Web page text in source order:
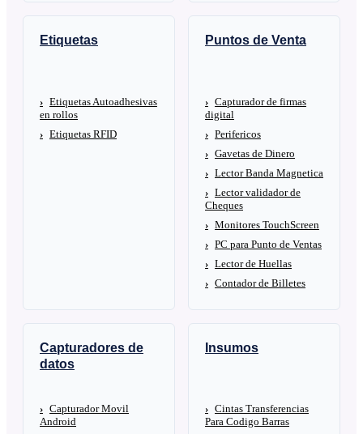
Etiquetas
Etiquetas Autoadhesivas
en rollos
Etiquetas RFID
Puntos de Venta
Capturador de firmas
digital
Perifericos
Gavetas de Dinero
Lector Banda Magnetica
Lector validador de
Cheques
Monitores TouchScreen
PC para Punto de Ventas
Lector de Huellas
Contador de Billetes
Capturadores de
datos
Capturador Movil
Android
Insumos
Cintas Transferencias
Para Codigo Barras